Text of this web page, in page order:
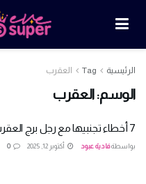
الرئيسية Tag العقرب
الوسم:العقرب
7 أخطاء تجنبيها مع رجل برج العقرب
بواسطةفادية عبود أكتوبر 12, 2025 0